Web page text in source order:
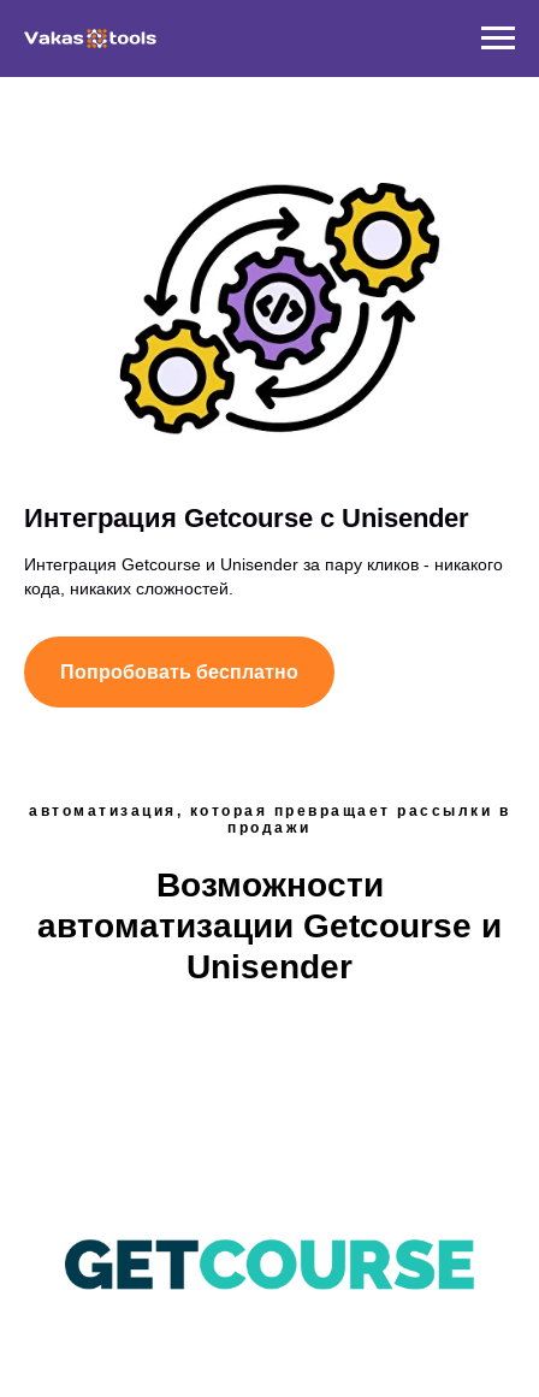
Интеграция Getcourse с Unisender
Интеграция Getcourse и Unisender за пару кликов - никакого
кода, никаких сложностей.
Попробовать бесплатно
автоматизация, которая превращает рассылки в
продажи
Возможности
автоматизации Getcourse и
Unisender